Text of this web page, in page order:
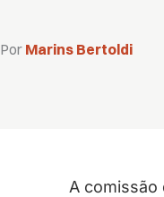
Por Marins Bertoldi
A